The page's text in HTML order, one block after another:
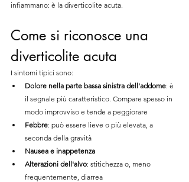
infiammano: è la diverticolite acuta.
Come si riconosce una
diverticolite acuta
I sintomi tipici sono:
Dolore nella parte bassa sinistra dell'addome: è
il segnale più caratteristico. Compare spesso in
modo improvviso e tende a peggiorare
Febbre: può essere lieve o più elevata, a
seconda della gravità
Nausea e inappetenza
Alterazioni dell'alvo: stitichezza o, meno
frequentemente, diarrea